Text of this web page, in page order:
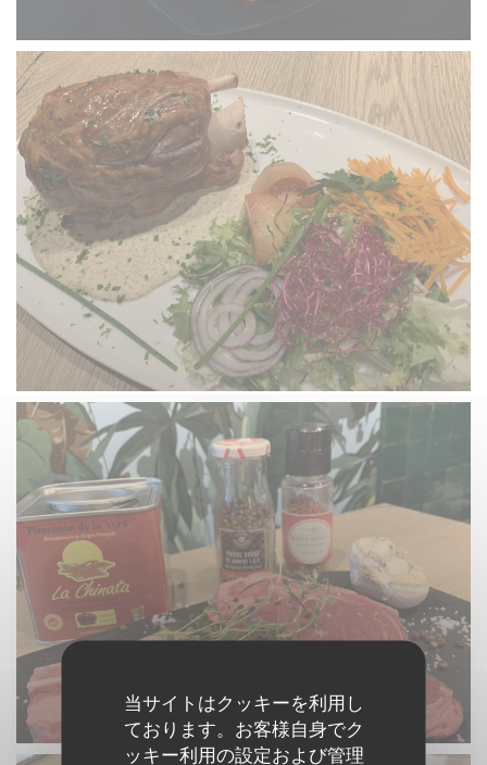
当サイトはクッキーを利用し
ております。お客様自身でク
ッキー利用の設定および管理